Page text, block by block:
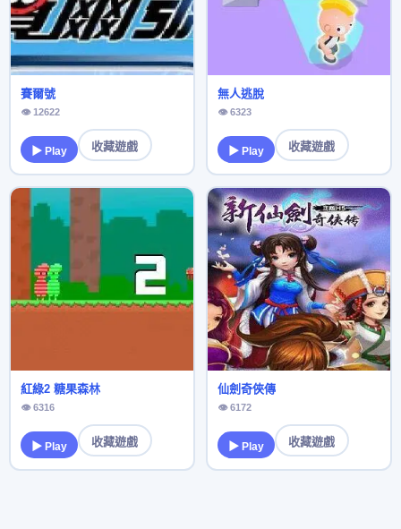
賽爾號
👁 12622
▶ Play 收藏遊戲
無人逃脫
👁 6323
▶ Play 收藏遊戲
紅綠2 糖果森林
👁 6316
▶ Play 收藏遊戲
仙劍奇俠傳
👁 6172
▶ Play 收藏遊戲